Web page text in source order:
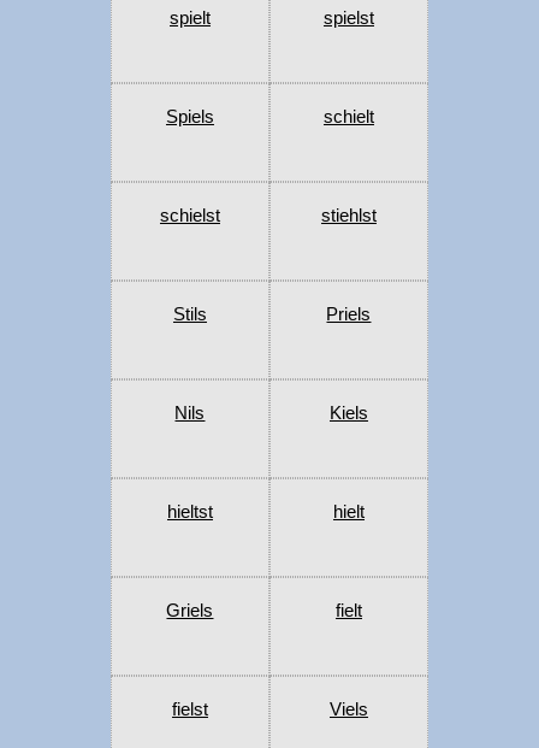
spielt spielst
Spiels schielt
schielst stiehlst
Stils Priels
Nils Kiels
hieltst hielt
Griels fielt
fielst Viels